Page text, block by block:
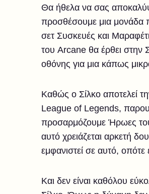
Θα ήθελα να σας
προσθέσουμε μια μονάδα
σετ Συσκευές και
του Arcane θα έρθει
οθόνης για μια κάπως
Καθώς ο Σίλκο αποτελεί
League of Legends,
προσαρμόζουμε Ήρωες
αυτό χρειάζεται αρκετή
εμφανιστεί σε αυτό,
Και δεν είναι καθόλου